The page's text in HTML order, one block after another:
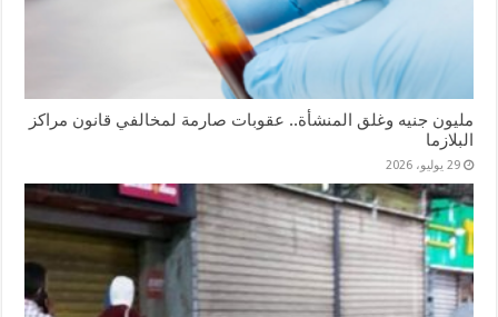
مليون جنيه وغلق المنشأة.. عقوبات صارمة لمخالفي قانون مراكز
البلازما
29 يوليو، 2026